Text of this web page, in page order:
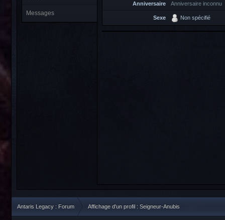
Messages
Anniversaire Anniversaire inconnu
Sexe Non spécifié
Antaris Legacy : Forum Affichage d'un profil : Seigneur-Anubis